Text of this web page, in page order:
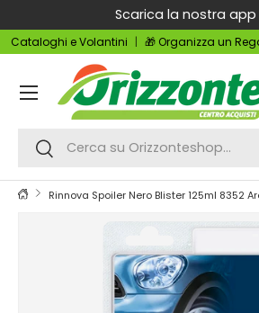
Passa ai contenuti
Scarica la nostra app
Cataloghi e Volantini 🎁 Organizza un
Cerca
Cerca
Menu
Rinnova Spoiler Nero Blister 125ml 8352